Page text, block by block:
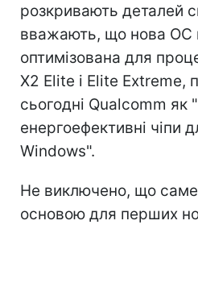
розкривають деталей
вважають, що нова ОС
оптимізована для
X2 Elite і Elite Extreme,
сьогодні Qualcomm як
енергоефективні чіпи
Windows".
Не виключено, що саме
основою для перших